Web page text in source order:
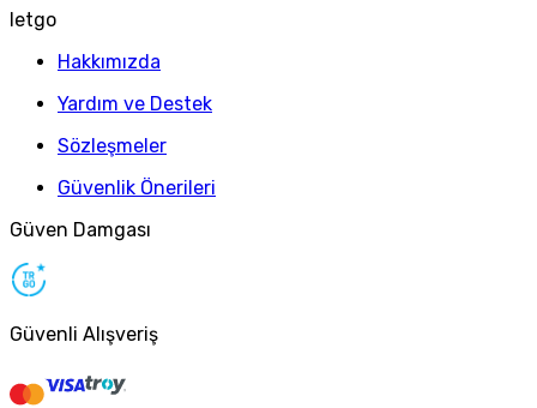
letgo
Hakkımızda
Yardım ve Destek
Sözleşmeler
Güvenlik Önerileri
Güven Damgası
Güvenli Alışveriş